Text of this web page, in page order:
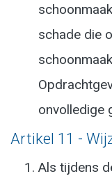
schade die
onvolledige
Artikel 11 -
Als tijdens